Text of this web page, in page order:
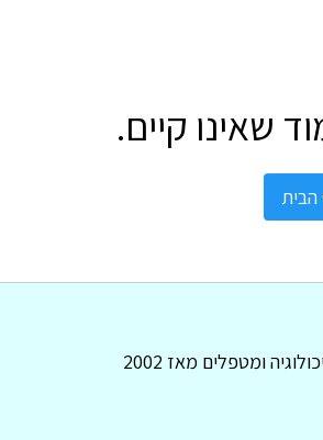
שאינו קיים.
ומטפלים מאז 2002